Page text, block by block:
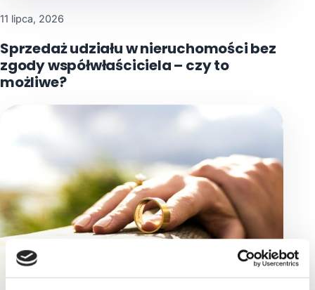
11 lipca, 2026
Sprzedaż udziału w nieruchomości bez
zgody współwłaściciela – czy to
możliwe?